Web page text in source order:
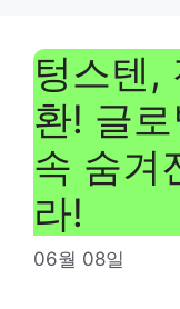
텅스텐,
환! 글
속 숨겨
라!
06월 08일